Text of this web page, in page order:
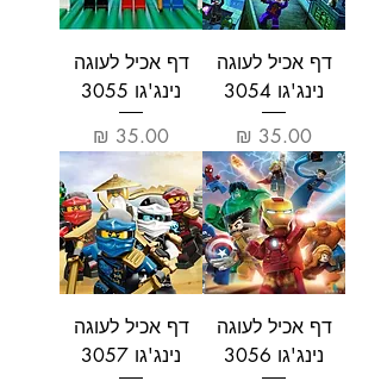
דף אכיל לעוגה
נינג'גו 3054
מחיר
דף אכיל לעוגה
נינג'גו 3055
מחיר
דף אכיל לעוגה
נינג'גו 3056
דף אכיל לעוגה
נינג'גו 3057